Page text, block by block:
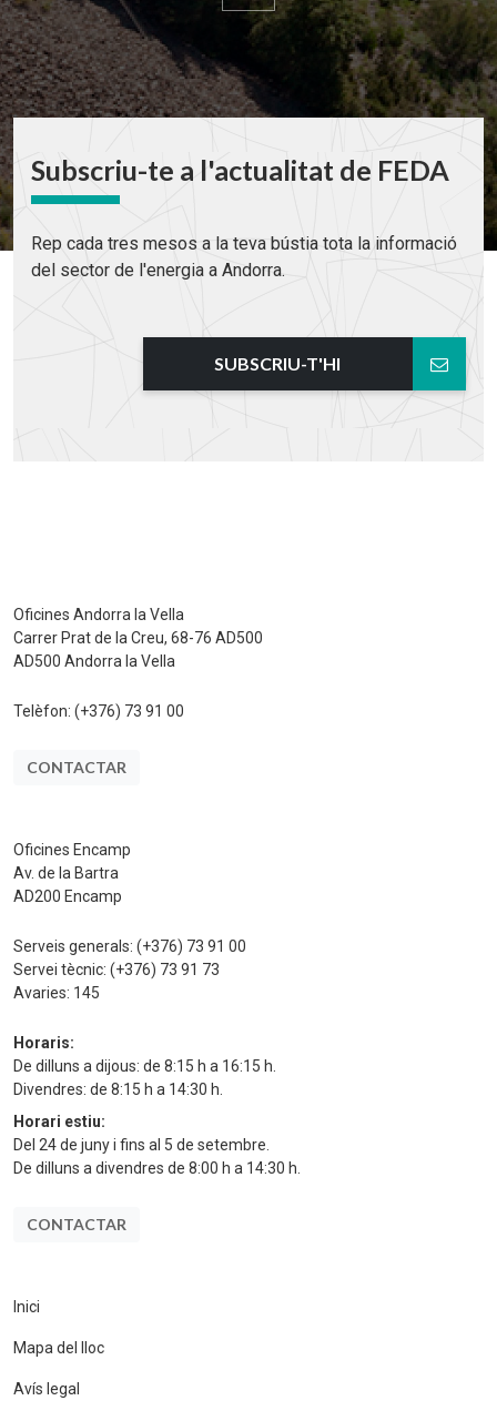
Subscriu-te a l'actualitat de FEDA
Rep cada tres mesos a la teva bústia tota la informació
del sector de l'energia a Andorra.
SUBSCRIU-T'HI
Oficines Andorra la Vella
Carrer Prat de la Creu, 68-76 AD500
AD500 Andorra la Vella
Telèfon: (+376) 73 91 00
CONTACTAR
Oficines Encamp
Av. de la Bartra
AD200 Encamp
Serveis generals: (+376) 73 91 00
Servei tècnic: (+376) 73 91 73
Avaries: 145
Horaris:
De dilluns a dijous: de 8:15 h a 16:15 h.
Divendres: de 8:15 h a 14:30 h.
Horari estiu:
Del 24 de juny i fins al 5 de setembre.
De dilluns a divendres de 8:00 h a 14:30 h.
CONTACTAR
Inici
Mapa del lloc
Avís legal